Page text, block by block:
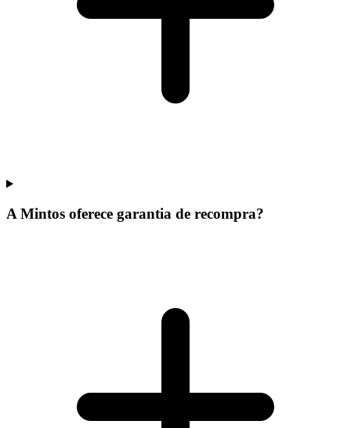
A Mintos oferece garantia de recompra?